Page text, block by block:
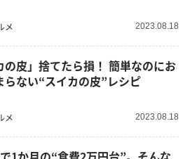
メ 2023.08.18
の皮」捨てたら損！ 簡単なのにお
らない“スイカの皮”レシピ
メ 2023.08.18